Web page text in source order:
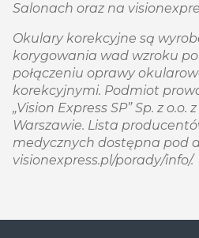
Salonach oraz na
Okulary korekcyjne są
korygowania wad wzroku
połączeniu oprawy
korekcyjnymi. Podmiot
„Vision Express SP” Sp. z o.o.
Warszawie. Lista
medycznych dostępna pod
visionexpress.pl/porady/info/.